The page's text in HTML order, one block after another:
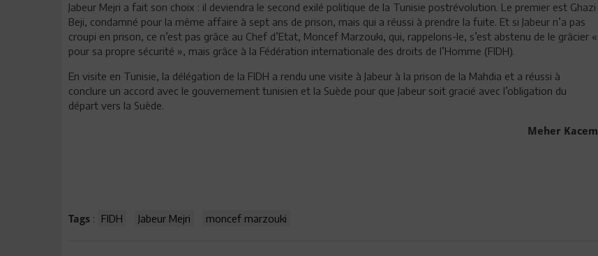
Jabeur Mejri a fait son choix : il deviendra le second exilé politique de la Tunisie postrévolution. Le premier est Ghazi
Beji, condamné pour la même affaire à sept ans de prison, mais qui a réussi à prendre la fuite. Et si Jabeur n’a pas
croupi en prison, ce n’est pas grâce au Chef d’Etat, Moncef Marzouki, qui, rappelons-le, s’est abstenu de le grâcier «
pour sa propre sécurité », mais grâce à la Fédération internationale des droits de l’Homme (FIDH).
En visite en Tunisie, la délégation de la FIDH a rendu une visite à Jabeur à la prison de la Mahdia et a réussi à
conclure un accord avec le gouvernement tunisien et la Suède pour que Jabeur soit gracié avec l’obligation du
départ vers la Suède.
Meher Kacem
Tags : FIDH Jabeur Mejri moncef marzouki